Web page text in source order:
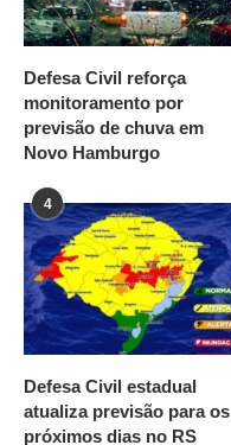
Defesa Civil reforça
monitoramento por
previsão de chuva em
Novo Hamburgo
4
Defesa Civil estadual
atualiza previsão para os
próximos dias no RS